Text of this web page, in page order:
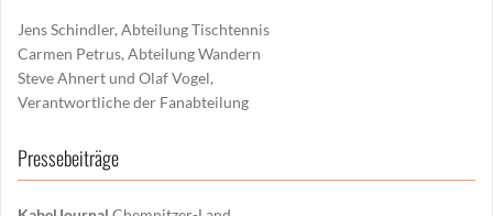
Jens Schindler, Abteilung Tischtennis
Carmen Petrus, Abteilung Wandern
Steve Ahnert und Olaf Vogel,
Verantwortliche der Fanabteilung
Pressebeiträge